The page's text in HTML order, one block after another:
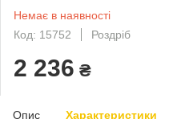
Немає в наявності
Код: 15752
Роздріб
2 236 ₴
Опис Характеристики